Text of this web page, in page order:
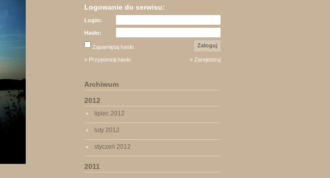
Logowanie do serwisu:
Login:
Hasło:
Zapamiętaj hasło Zaloguj
» Przypomnij hasło » Zarejestruj
Archiwum
2012
lipiec 2012
luty 2012
styczeń 2012
2011